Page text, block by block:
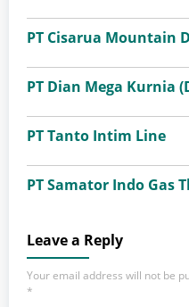
PT Cisarua Mountain
PT Tanto Intim Line
PT Samator Indo Gas
Leave a Reply
Your email address will not be
*